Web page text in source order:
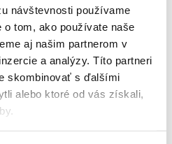
návštevnosti používame
tom, ako používate naše
aj našim partnerom v
a analýzy. Títo partneri
skombinovať s ďalšími
alebo ktoré od vás získali,